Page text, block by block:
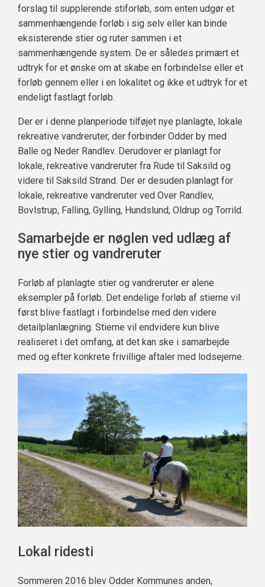
forslag til supplerende stiforløb, som enten udgør et
sammenhængende forløb i sig selv eller kan binde
eksisterende stier og ruter sammen i et
sammenhængende system. De er således primært et
udtryk for et ønske om at skabe en forbindelse eller et
forløb gennem eller i en lokalitet og ikke et udtryk for et
endeligt fastlagt forløb.
Der er i denne planperiode tilføjet nye planlagte, lokale
rekreative vandreruter, der forbinder Odder by med
Balle og Neder Randlev. Derudover er planlagt for
lokale, rekreative vandreruter fra Rude til Saksild og
videre til Saksild Strand. Der er desuden planlagt for
lokale, rekreative vandreruter ved Over Randlev,
Bovlstrup, Falling, Gylling, Hundslund, Oldrup og Torrild.
Samarbejde er nøglen ved udlæg af
nye stier og vandreruter
Forløb af planlagte stier og vandreruter er alene
eksempler på forløb. Det endelige forløb af stierne vil
først blive fastlagt i forbindelse med den videre
detailplanlægning. Stierne vil endvidere kun blive
realiseret i det omfang, at det kan ske i samarbejde
med og efter konkrete frivillige aftaler med lodsejerne.
Lokal ridesti
Sommeren 2016 blev Odder Kommunes anden,